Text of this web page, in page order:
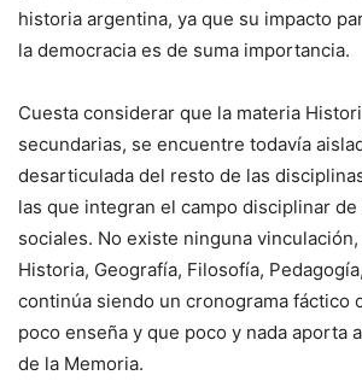
historia argentina, ya que su impacto
la democracia es de suma importancia.
Cuesta considerar que la materia
secundarias, se encuentre todavía
desarticulada del resto de las
las que integran el campo disciplinar de
sociales. No existe ninguna
Historia, Geografía, Filosofía,
continúa siendo un cronograma fáctico
poco enseña y que poco y nada aporta
de la Memoria.